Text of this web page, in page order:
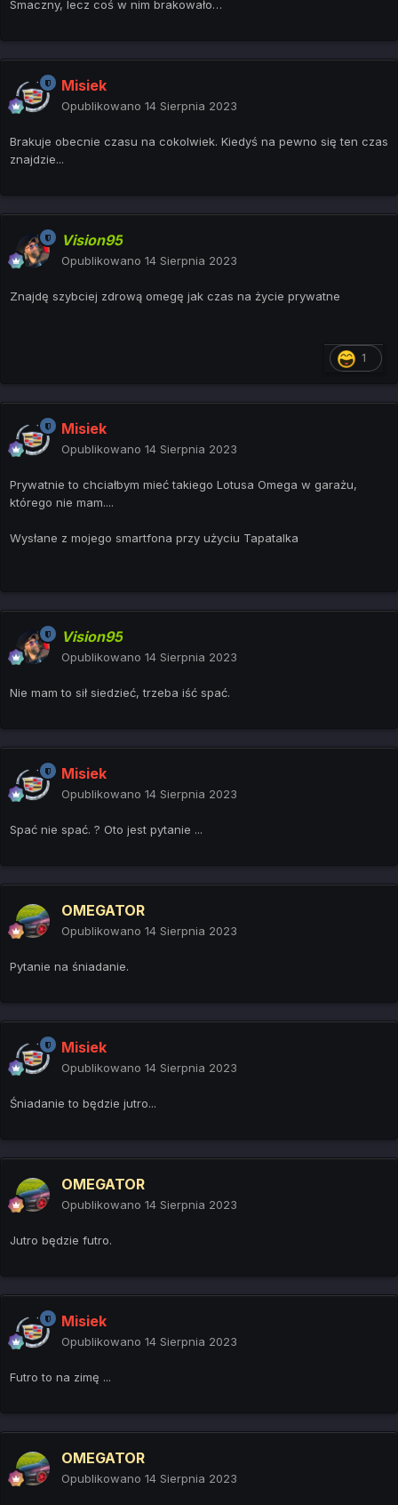
Smaczny, lecz coś w nim brakowało…
Misiek
Opublikowano 14 Sierpnia 2023
Brakuje obecnie czasu na cokolwiek. Kiedyś na pewno się ten czas
znajdzie...
Vision95
Opublikowano 14 Sierpnia 2023
Znajdę szybciej zdrową omegę jak czas na życie prywatne
1
Misiek
Opublikowano 14 Sierpnia 2023
Prywatnie to chciałbym mieć takiego Lotusa Omega w garażu,
którego nie mam....
Wysłane z mojego smartfona przy użyciu Tapatalka
Vision95
Opublikowano 14 Sierpnia 2023
Nie mam to sił siedzieć, trzeba iść spać.
Misiek
Opublikowano 14 Sierpnia 2023
Spać nie spać. ? Oto jest pytanie ...
OMEGATOR
Opublikowano 14 Sierpnia 2023
Pytanie na śniadanie.
Misiek
Opublikowano 14 Sierpnia 2023
Śniadanie to będzie jutro...
OMEGATOR
Opublikowano 14 Sierpnia 2023
Jutro będzie futro.
Misiek
Opublikowano 14 Sierpnia 2023
Futro to na zimę ...
OMEGATOR
Opublikowano 14 Sierpnia 2023